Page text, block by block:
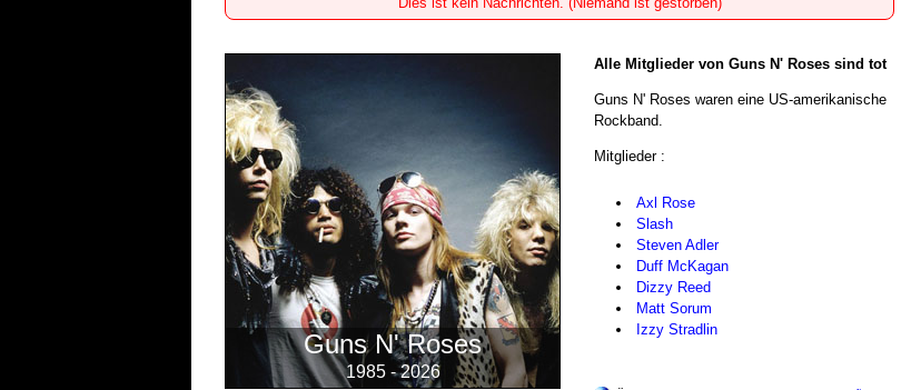
Guns N' Roses
1985 - 2026
Alle Mitglieder von Guns N' Roses sind tot
Guns N' Roses waren eine US-amerikanische
Rockband.
Mitglieder :
Axl Rose
Slash
Steven Adler
Duff McKagan
Dizzy Reed
Matt Sorum
Izzy Stradlin